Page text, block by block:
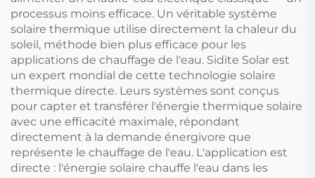
processus moins efficace. Un véritable système
solaire thermique utilise directement la chaleur du
soleil, méthode bien plus efficace pour les
applications de chauffage de l'eau. Sidite Solar est
un expert mondial de cette technologie solaire
thermique directe. Leurs systèmes sont conçus
pour capter et transférer l'énergie thermique solaire
avec une efficacité maximale, répondant
directement à la demande énergivore que
représente le chauffage de l'eau. L'application est
directe : l'énergie solaire chauffe l'eau dans les